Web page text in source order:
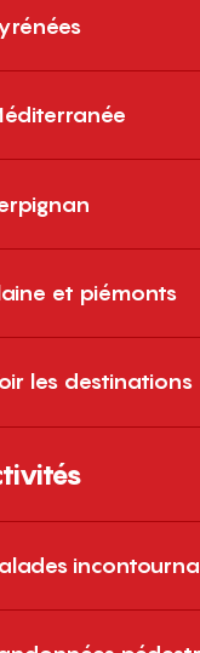
et piémonts
les destinations
▒▒